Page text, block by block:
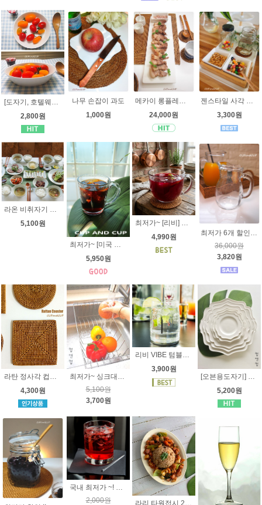
[도자기, 호텔웨어] Zen 원형 접시 - 7가지사이즈 - 반찬접시, 케익접시, 피자접시, 호텔식기
2,800원
나무 손잡이 과도
1,000원
메카이 롱플레이트 [오븐용도자기] hp6390 긴직사각접시, 평접시
24,000원
젠스타일 사각 찬기 2P 세트 , 3P 세트 [오븐용 도자기] + 대나무받침 , 사각접시, 사각그릇, 반찬기, 작은 네모 찬기
3,300원
라온 비취자기 원형접시중 9inch (25cm) 국내산 고급 도자기 요리그릇 반찬그릇
5,100원
최저가~ [미국 리비] 5544 올포퍼스 유리 머그컵 400ml 399ml 내열강화유리 커피컵 아메리카노 프로포즈머그잔 손잡이유리컵
5,950원
최저가~ [리비] 카페 고메 빅머그 503ml 5228 투박함 속의 세련미!!! 씨리얼볼 죽그릇 라면기
4,990원
36,000원
3,820원
라탄 정사각 컵받침 [발리]
4,300원
최저가~ 싱크대에 걸치는 식기건조대 [스테인레스] 반개수대 - 채반 대용으로 좋아요~
5,100원
3,700원
리비 VIBE 텀블러(2311,2312)
3,900원
[오븐용도자기] 어썸 원형접시 14.5cm 17.3cm 20cm 25cm 29cm 32.5cm ( hp8880 )
5,200원
국내 최저가 ~! 리비 랙싱턴 언더락 2328 229ml - 언더락잔 카페물컵 호텔유리컵 일자유리컵 컵앤컵
2,000원